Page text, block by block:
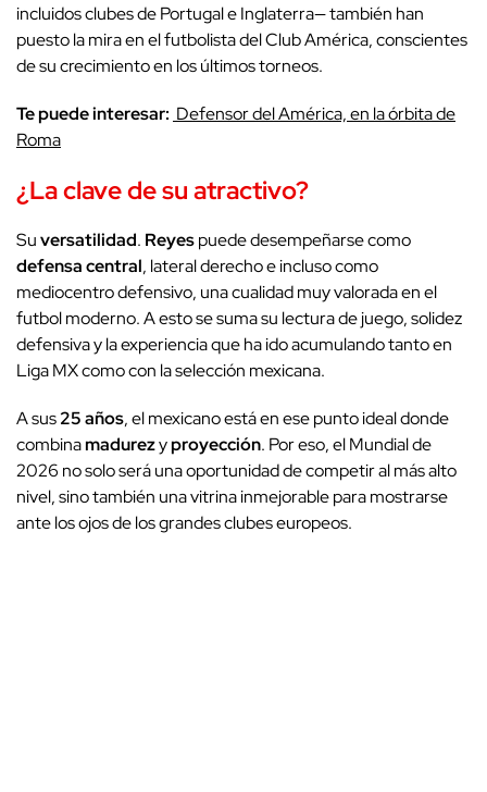
incluidos clubes de Portugal e Inglaterra— también han
puesto la mira en el futbolista del Club América, conscientes
de su crecimiento en los últimos torneos.
Te puede interesar: Defensor del América, en la órbita de
Roma
¿La clave de su atractivo?
Suversatilidad. Reyespuede desempeñarse como
defensa central, lateral derecho e incluso como
mediocentro defensivo, una cualidad muy valorada en el
futbol moderno. A esto se suma su lectura de juego, solidez
defensiva y la experiencia que ha ido acumulando tanto en
Liga MX como con la selección mexicana.
A sus25 años, el mexicano está en ese punto ideal donde
combinamadurezyproyección. Por eso, el Mundial de
2026 no solo será una oportunidad de competir al más alto
nivel, sino también una vitrina inmejorable para mostrarse
ante los ojos de los grandes clubes europeos.